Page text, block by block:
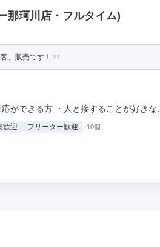
那珂川店・フルタイム)
、販売です！
ができる方 ・人と接することが好きな...
歓迎 フリーター歓迎 +10個